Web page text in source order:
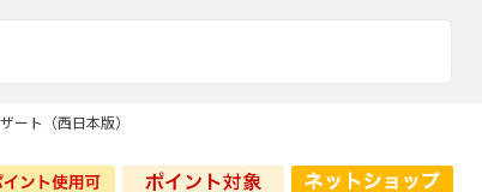
ト（西日本版）